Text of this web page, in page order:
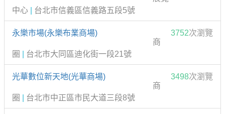
中心
台北市信義區信義路五段5號
永樂市場(永樂布業商場) 3752次瀏覽
商
圈
台北市大同區迪化街一段21號
光華數位新天地(光華商場) 3498次瀏覽
商
圈
台北市中正區市民大道三段8號